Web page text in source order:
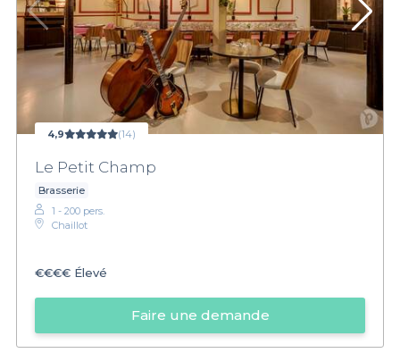
4,9 (14)
Le Petit Champ
Brasserie
1 - 200 pers.
Chaillot
€€€€ Élevé
Faire une demande